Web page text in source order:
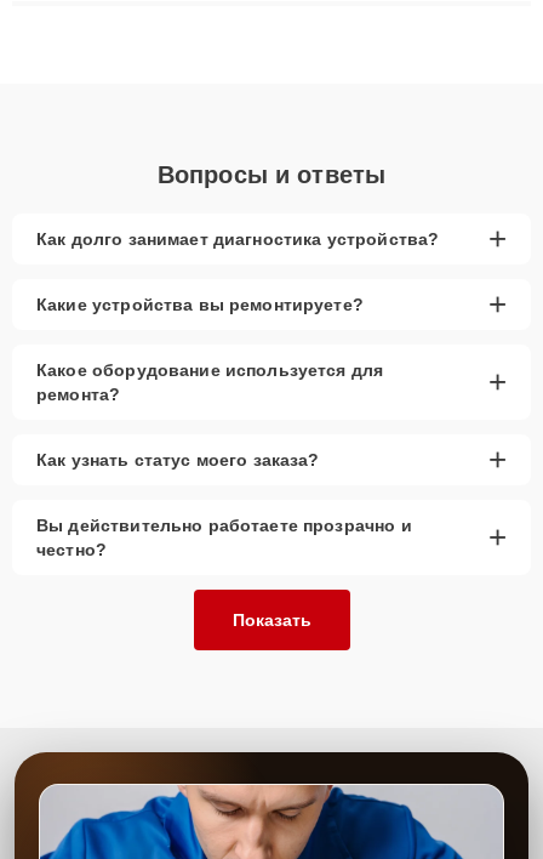
Вопросы и ответы
Как долго занимает диагностика устройства? +
Какие устройства вы ремонтируете? +
Какое оборудование используется для
ремонта?
+
Как узнать статус моего заказа? +
Вы действительно работаете прозрачно и
честно?
+
Показать